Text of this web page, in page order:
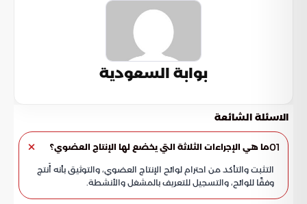
بوابة السعودية
الاسئلة الشائعة
01ما هي الإجراءات الثلاثة التي يخضع لها الإنتاج العضوي؟
التثبت والتأكد من احترام لوائح الإنتاج العضوي، والتوثيق بأنه أُنتج
وفقًا للوائح، والتسجيل للتعريف بالمشغل والأنشطة.